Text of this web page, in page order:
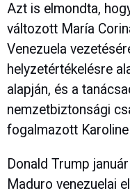
Azt is elmondta,
változott María
Venezuela
helyzetértékelésre
alapján, és a
nemzetbiztonsági
fogalmazott
Donald Trump
Maduro venezuelai